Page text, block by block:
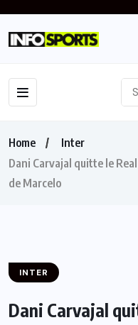
Home
Inter
Dani Carvajal quitte le
de Marcelo
INTER
Dani Carvajal